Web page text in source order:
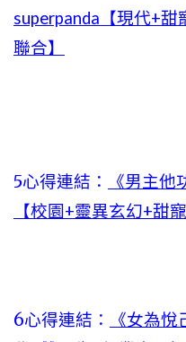
superpanda【現代+
聯合】
5心得連結：
《男主
【校園+靈異玄幻+甜
6心得連結：
《女為